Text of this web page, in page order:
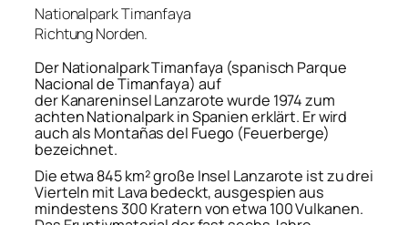
Nationalpark Timanfaya
Richtung Norden.
Der Nationalpark Timanfaya (spanisch Parque
Nacional de Timanfaya) auf
der Kanareninsel Lanzarote wurde 1974 zum
achten Nationalpark in Spanien erklärt. Er wird
auch als Montañas del Fuego (Feuerberge)
bezeichnet.
Die etwa 845 km² große Insel Lanzarote ist zu drei
Vierteln mit Lava bedeckt, ausgespien aus
mindestens 300 Kratern von etwa 100 Vulkanen.